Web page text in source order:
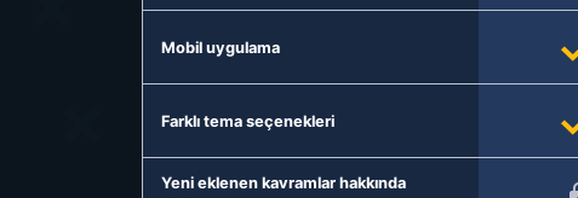
Mobil uygulama
Farklı tema seçenekleri
Yeni eklenen kavramlar hakkında